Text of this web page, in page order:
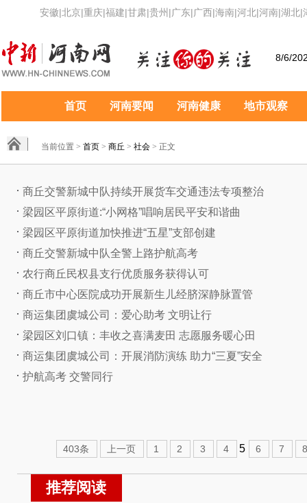
安徽|北京|重庆|福建|甘肃|贵州 |广东|广西|海南|河北|河南|湖北|
8/6/
首页 河南要闻 河南健康 地市观察
当前位置 > 首页 > 商丘 > 社会 > 正文
商丘交警新城中队持续开展货车交通违法专项整治
梁园区平原街道:“小网格”唱响居民平安和谐曲
梁园区平原街道加快推进“五星”支部创建
商丘交警新城中队全警上路护航高考
农行商丘民权县支行优质服务获得认可
商丘市中心医院成功开展新生儿经脐深静脉置管
商运集团虞城公司：爱心助考 文明让行
梁园区刘口镇：丰收之喜满麦田 志愿服务暖心田
商运集团虞城公司：开展消防演练 助力“三夏”安全
护航高考 交警同行
403条 上一页 1 2 3 4 5 6 7
推荐阅读